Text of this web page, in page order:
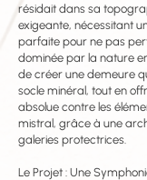
résidait dans sa
exigeante, nécessitant
parfaite pour ne pas
dominée par la nature
de créer une demeure
socle minéral, tout en
absolue contre les
mistral, grâce à une
galeries protectrices.
Le Projet : Une